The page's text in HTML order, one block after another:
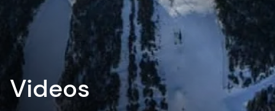
Videos